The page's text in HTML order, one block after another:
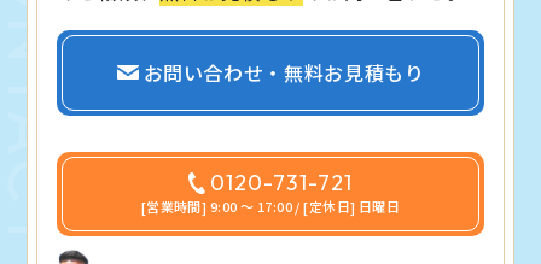
お問い合わせ・無料お見積もり
0120-731-721
[営業時間] 9:00 〜 17:00 / [定休日] 日曜日